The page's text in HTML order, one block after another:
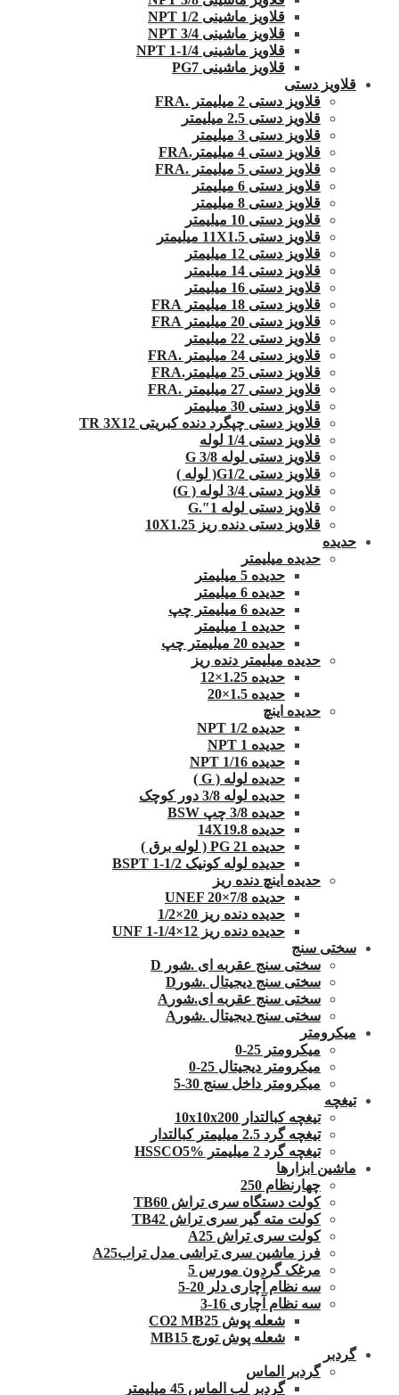
قلاویز ماشینی 1/2 NPT
قلاویز ماشینی 3/4 NPT
قلاویز ماشینی 1/4-1 NPT
قلاویز ماشینی PG7
قلاویز دستی
قلاویز دستی 2 میلیمتر .FRA
قلاویز دستی 2.5 میلیمتر
قلاویز دستی 3 میلیمتر
قلاویز دستی 4 میلیمتر.FRA
قلاویز دستی 5 میلیمتر .FRA
قلاویز دستی 6 میلیمتر
قلاویز دستی 8 میلیمتر
قلاویز دستی 10 میلیمتر
قلاویز دستی 11X1.5 میلیمتر
قلاویز دستی 12 میلیمتر
قلاویز دستی 14 میلیمتر
قلاویز دستی 16 میلیمتر
قلاویز دستی 18 میلیمتر FRA
قلاویز دستی 20 میلیمتر FRA
قلاویز دستی 22 میلیمتر
قلاویز دستی 24 میلیمتر .FRA
قلاویز دستی 25 میلیمتر.FRA
قلاویز دستی 27 میلیمتر .FRA
قلاویز دستی 30 میلیمتر
قلاویز دستی چپگرد دنده کبریتی TR 3X12
قلاویز دستی 1/4 لوله
قلاویز دستی لوله G 3/8
قلاویز دستی G1/2( لوله )
قلاویز دستی 3/4 لوله ( G)
قلاویز دستی لوله 1″.G
قلاویز دستی دنده ریز 10X1.25
حدیده
حدیده میلیمتر
حدیده 5 میلیمتر
حدیده 6 میلیمتر
حدیده 6 میلیمتر چپ
حدیده 1 میلیمتر
حدیده 20 میلیمتر چپ
حدیده میلیمتر دنده ریز
حدیده 1.25×12
حدیده 1.5×20
حدیده اینچ
حدیده 1/2 NPT
حدیده NPT 1
حدیده 1/16 NPT
حدیده لوله ( G )
حدیده لوله 3/8 دور کوچک
حدیده 3/8 چپ BSW
حدیده 14X19.8
حدیده 21 PG ( لوله برق )
حدیده لوله کونیک 1/2-1 BSPT
حدیده اینچ دنده ریز
حدیده UNEF 20×7/8
حدیده دنده ریز 20×1/2
حدیده دنده ریز 12×1/4-1 UNF
سختی سنج
سختی سنج عقربه ای .شور D
سختی سنج دیجیتال .شورD
سختی سنج عقربه ای.شورA
سختی سنج دیجیتال .شورA
میکرومتر
میکرومتر 25-0
میکرومتر دیجیتال 25-0
میکرومتر داخل سنج 30-5
تیغچه
تیغچه کبالتدار 10x10x200
تیغچه گرد 2.5 میلیمتر کبالتدار
تیغچه گرد 2 میلیمتر HSSCO5%
ماشین ابزارها
چهارنظام 250
کولت دستگاه سری تراش TB60
کولت مته گیر سری تراش TB42
کولت سری تراش A25
فرز ماشین سری تراشی مدل ترابA25
مرغک گردون مورس 5
سه نظام آچاری دلر 20-5
سه نظام آچاری 16-3
شعله پوش CO2 MB25
شعله پوش تورچ MB15
گردبر
گردبر الماس
گردبر لب الماس 45 میلیمتر